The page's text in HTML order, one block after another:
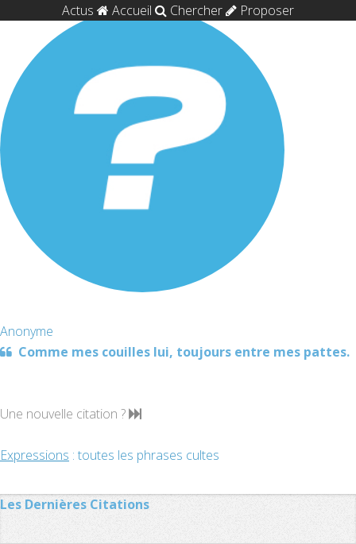
Actus Accueil Chercher Proposer
Anonyme
Comme mes couilles lui, toujours entre mes pattes.
Une nouvelle citation ?
Expressions : toutes les phrases cultes
Les Dernières Citations